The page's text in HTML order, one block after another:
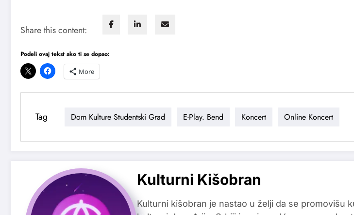
Share this content:
Podeli ovaj tekst ako ti se dopao:
More
Tag Dom Kulture Studentski Grad E-Play. Bend Koncert Online Koncert
Kulturni Kišobran
Kulturni kišobran je nastao u želji da se promovišu